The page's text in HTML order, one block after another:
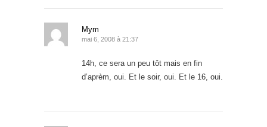
Mym
mai 6, 2008 à 21:37
14h, ce sera un peu tôt mais en fin
d’aprèm, oui. Et le soir, oui. Et le 16, oui.